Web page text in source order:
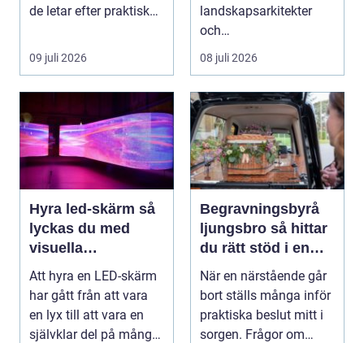
de letar efter praktiska
09 juli 2026
landskapsarkitekter
och
trädgårdsentusiaster.
Det är ett m...
08 juli 2026
Hyra led-skärm så
lyckas du med
visuella
upplevelser på
event
Att hyra en LED-skärm
har gått från att vara
en lyx till att vara en
självklar del på många
Begravningsbyrå
ljungsbro så hittar
du rätt stöd i en
svår tid
När en närstående går
bort ställs många inför
praktiska beslut mitt i
sorgen. Frågor om